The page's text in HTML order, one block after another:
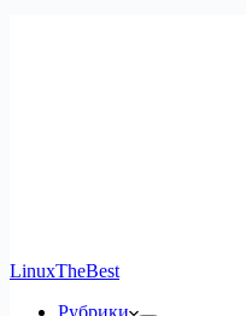
LinuxTheBest
Рубрики